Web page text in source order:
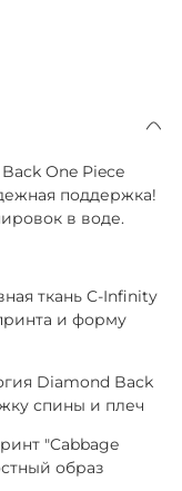
One Piece
поддержка!
в воде.
ткань C-Infinity
и форму
Diamond Back
спины и плеч
"Cabbage
образ